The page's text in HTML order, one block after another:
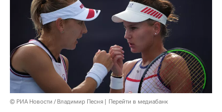
© РИА Новости / Владимир Песня Перейти в медиабанк